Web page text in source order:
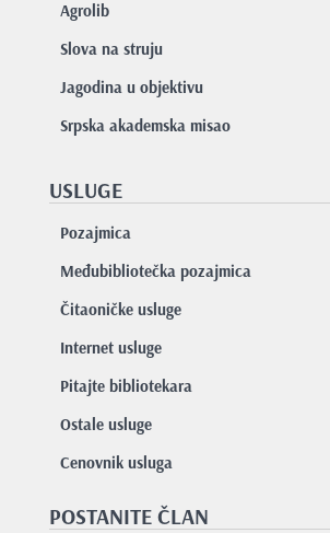
Agrolib
Slova na struju
Jagodina u objektivu
Srpska akademska misao
USLUGE
Pozajmica
Međubibliotečka pozajmica
Čitaoničke usluge
Internet usluge
Pitajte bibliotekara
Ostale usluge
Cenovnik usluga
POSTANITE ČLAN